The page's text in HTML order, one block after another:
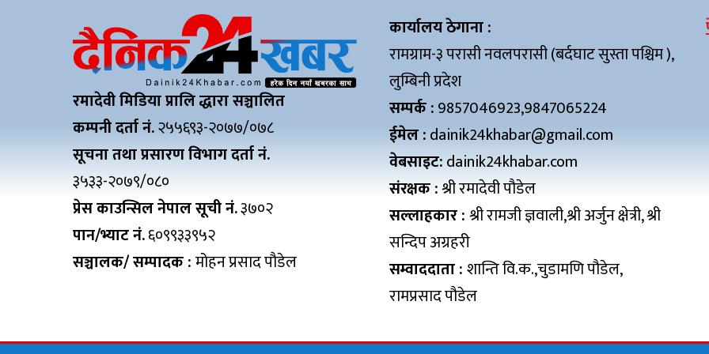
रमादेवी मिडिया प्रालि द्धारा सञ्चालित
कम्पनी दर्ता नं.२५५६९३-२०७७/०७८
सूचना तथा प्रसारण विभाग दर्ता नं.
३५३३-२०७९/०८०
प्रेस काउन्सिल नेपाल सूची नं.३७०२
पान/भ्याट नं.६०९९३३९५२
सञ्चालक/ सम्पादक :मोहन प्रसाद पौडेल
कार्यालय ठेगाना :
रामग्राम-३ परासी नवलपरासी (बर्दघाट सुस्ता पश्चिम ),
लुम्बिनी प्रदेश
सम्पर्क :9857046923,9847065224
ईमेल :dainik24khabar@gmail.com
वेबसाइट:dainik24khabar.com
संरक्षक :श्री रमादेवी पौडेल
सल्लाहकार :श्री रामजी ज्ञवाली,श्री अर्जुन क्षेत्री, श्री
सन्दिप अग्रहरी
सम्वाददाता :शान्ति वि.क.,चुडामणि पौडेल,
रामप्रसाद पौडेल